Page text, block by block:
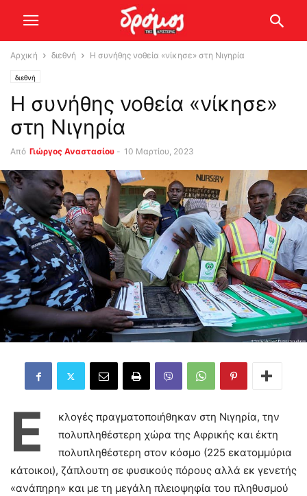
Αρχική διεθνή Η συνήθης νοθεία «νίκησε» στη Νιγηρία
διεθνή
Η συνήθης νοθεία «νίκησε»
στη Νιγηρία
Από Γιώργος Αναστασίου - 10 Μαρτίου, 2023
Ε
κλογές πραγματοποιήθηκαν στη Νιγηρία, την
πολυπληθέστερη χώρα της Αφρικής και έκτη
πολυπληθέστερη στον κόσμο (225 εκατομμύρια
κάτοικοι), ζάπλουτη σε φυσικούς πόρους αλλά εκ γενετής
«ανάπηρη» και με τη μεγάλη πλειοψηφία του πληθυσμού